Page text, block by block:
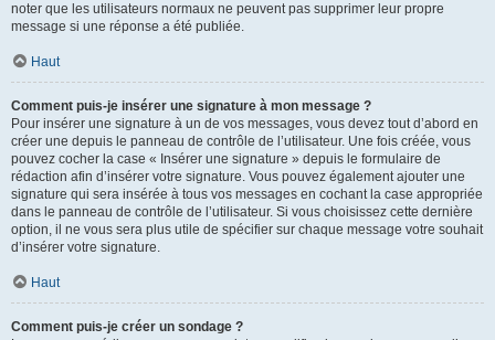
noter que les utilisateurs normaux ne peuvent pas supprimer leur propre
message si une réponse a été publiée.
Haut
Comment puis-je insérer une signature à mon message ?
Pour insérer une signature à un de vos messages, vous devez tout d’abord en
créer une depuis le panneau de contrôle de l’utilisateur. Une fois créée, vous
pouvez cocher la case « Insérer une signature » depuis le formulaire de
rédaction afin d’insérer votre signature. Vous pouvez également ajouter une
signature qui sera insérée à tous vos messages en cochant la case appropriée
dans le panneau de contrôle de l’utilisateur. Si vous choisissez cette dernière
option, il ne vous sera plus utile de spécifier sur chaque message votre souhait
d’insérer votre signature.
Haut
Comment puis-je créer un sondage ?